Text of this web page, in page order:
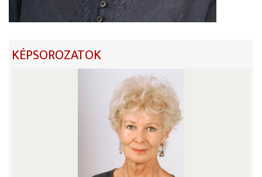
KÉPSOROZATOK